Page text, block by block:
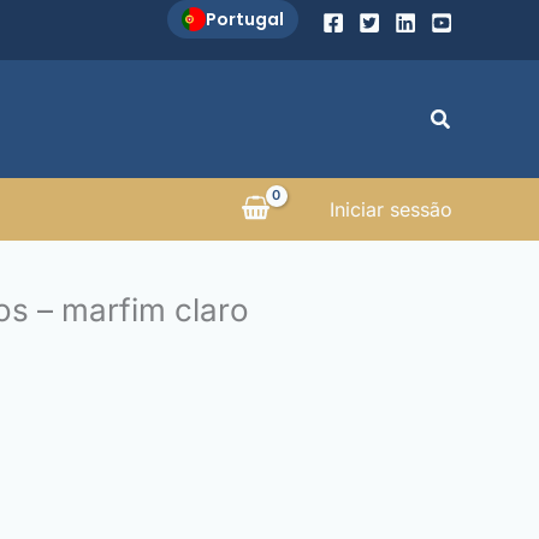
Portugal
Search
Iniciar sessão
– marfim claro